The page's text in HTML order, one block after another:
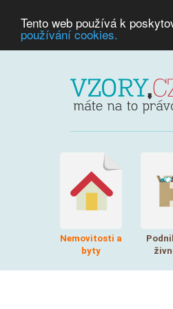
Tento web používá k
používání cookies.
Nemovitosti a
byty